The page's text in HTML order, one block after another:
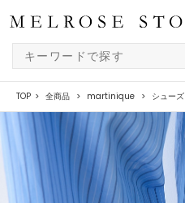
TOP 全商品 martinique シューズ